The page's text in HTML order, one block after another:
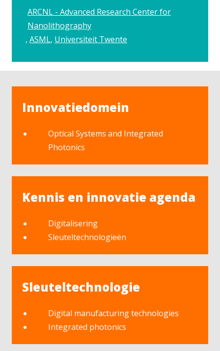
ARCNL - Advanced Research Center for
Nanolithography
ASML Universiteit Twente
Innovatiedomein
Optical Systems and Integrated
Photonics
Kennis en innovatie agenda
Digitalisering
Sleuteltechnologieën
Sleuteltechnologie
Digital manufacturing technologies
Integrated photonics